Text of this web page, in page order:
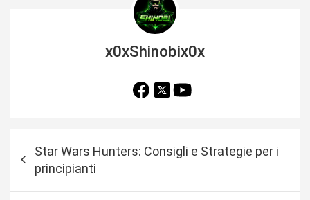
x0xShinobix0x
Star Wars Hunters: Consigli e Strategie per i
principianti